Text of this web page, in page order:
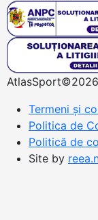
Termeni și
Politica de
Politică de
Site by